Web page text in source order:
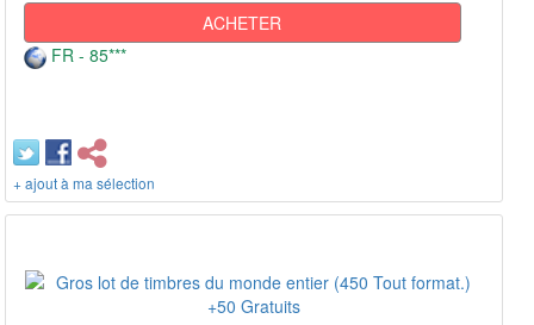
ACHETER
FR - 85***
+ ajout à ma sélection